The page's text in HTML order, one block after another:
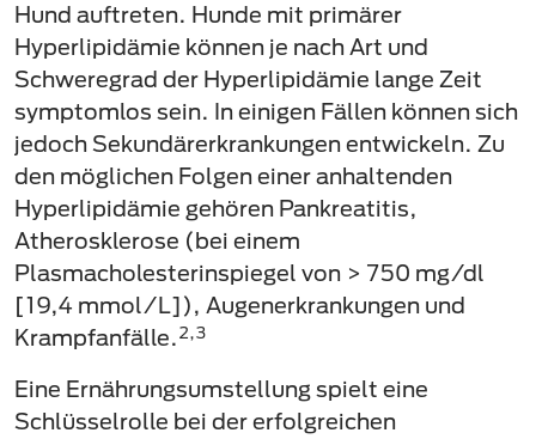
Hund auftreten. Hunde mit primärer
Hyperlipidämie können je nach Art und
Schweregrad der Hyperlipidämie lange Zeit
symptomlos sein. In einigen Fällen können sich
jedoch Sekundärerkrankungen entwickeln. Zu
den möglichen Folgen einer anhaltenden
Hyperlipidämie gehören Pankreatitis,
Atherosklerose (bei einem
Plasmacholesterinspiegel von > 750 mg/dl
[19,4 mmol/L]), Augenerkrankungen und
Krampfanfälle.2,3
Eine Ernährungsumstellung spielt eine
Schlüsselrolle bei der erfolgreichen